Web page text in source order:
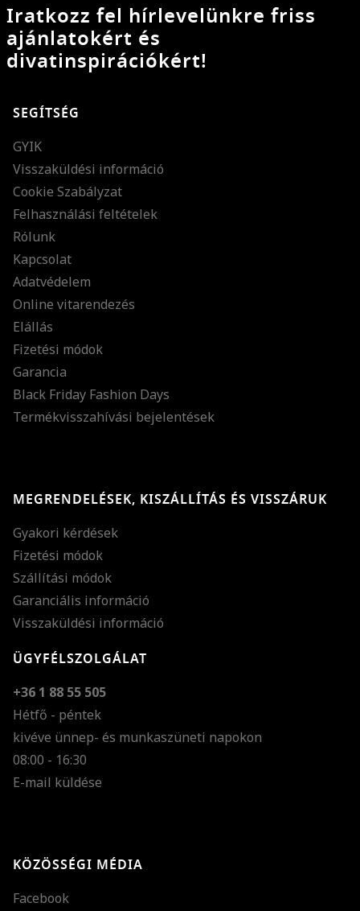
Iratkozz fel hírlevelünkre friss
ajánlatokért és
divatinspirációkért!
SEGÍTSÉG
GYIK
Visszaküldési információ
Cookie Szabályzat
Felhasználási feltételek
Rólunk
Kapcsolat
Adatvédelem
Online vitarendezés
Elállás
Fizetési módok
Garancia
Black Friday Fashion Days
Termékvisszahívási bejelentések
MEGRENDELÉSEK, KISZÁLLÍTÁS ÉS VISSZÁRUK
Gyakori kérdések
Fizetési módok
Szállítási módok
Garanciális információ
Visszaküldési információ
ÜGYFÉLSZOLGÁLAT
+36 1 88 55 505
Hétfő - péntek
kivéve ünnep- és munkaszüneti napokon
08:00 - 16:30
E-mail küldése
KÖZÖSSÉGI MÉDIA
Facebook